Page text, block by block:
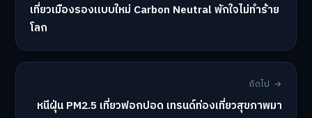
เที่ยวเมืองรองแบบใหม่ Carbon Neutral พักใจไม่ทำร้าย
โลก
ถัดไป →
หนีฝุ่น PM2.5 เที่ยวฟอกปอด เทรนด์ท่องเที่ยวสุขภาพมา